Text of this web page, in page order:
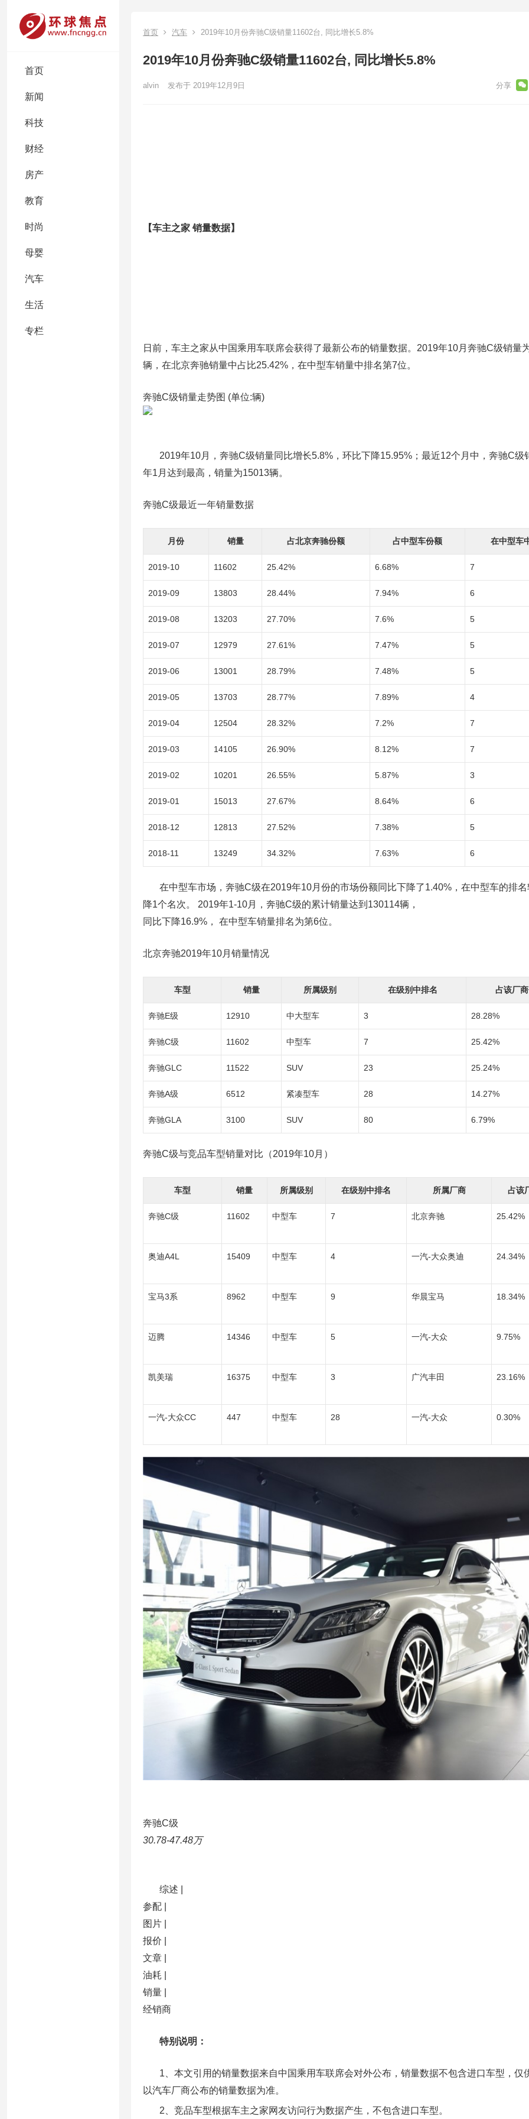
首页
新闻
科技
财经
房产
教育
时尚
母婴
汽车
生活
专栏
首页 汽车 2019年10月份奔驰C级销量11602台, 同比增长5.8%
2019年10月份奔驰C级销量11602台, 同比增长5.8%
alvin 发布于 2019年12月9日
【车主之家 销量数据】
日前，车主之家从中国乘用车联席会获得了最新公布的销量数据。2019年10月奔驰C级销量
辆，在北京奔驰销量中占比25.42%，在中型车销量中排名第7位。
奔驰C级销量走势图 (单位:辆)
2019年10月，奔驰C级销量同比增长5.8%，环比下降15.95%；最近12个月中，奔驰C级
年1月达到最高，销量为15013辆。
奔驰C级最近一年销量数据
月份 销量 占北京奔驰份额 占中型车份额 在中型车
2019-10 11602 25.42% 6.68% 7
2019-09 13803 28.44% 7.94% 6
2019-08 13203 27.70% 7.6% 5
2019-07 12979 27.61% 7.47% 5
2019-06 13001 28.79% 7.48% 5
2019-05 13703 28.77% 7.89% 4
2019-04 12504 28.32% 7.2% 7
2019-03 14105 26.90% 8.12% 7
2019-02 10201 26.55% 5.87% 3
2019-01 15013 27.67% 8.64% 6
2018-12 12813 27.52% 7.38% 5
2018-11 13249 34.32% 7.63% 6
在中型车市场，奔驰C级在2019年10月份的市场份额同比下降了1.40%，在中型车的排名
降1个名次。 2019年1-10月，奔驰C级的累计销量达到130114辆，
同比下降16.9%， 在中型车销量排名为第6位。
北京奔驰2019年10月销量情况
车型 销量 所属级别 在级别中排名 占该厂
奔驰E级 12910 中大型车 3 28.28%
奔驰C级 11602 中型车 7 25.42%
奔驰GLC 11522 SUV 23 25.24%
奔驰A级 6512 紧凑型车 28 14.27%
奔驰GLA 3100 SUV 80 6.79%
奔驰C级与竞品车型销量对比（2019年10月）
车型 销量 所属级别 在级别中排名 所属厂商 占该
奔驰C级 11602 中型车 7 北京奔驰 25.42%
奥迪A4L 15409 中型车 4 一汽-大众奥迪 24.34%
宝马3系 8962 中型车 9 华晨宝马 18.34%
迈腾 14346 中型车 5 一汽-大众 9.75%
凯美瑞 16375 中型车 3 广汽丰田 23.16%
一汽-大众CC 447 中型车 28 一汽-大众 0.30%
奔驰C级
30.78-47.48万
综述 |
参配 |
图片 |
报价 |
文章 |
油耗 |
销量 |
经销商
特别说明：
1、本文引用的销量数据来自中国乘用车联席会对外公布，销量数据不包含进口车型，仅
以汽车厂商公布的销量数据为准。
2、竞品车型根据车主之家网友访问行为数据产生，不包含进口车型。